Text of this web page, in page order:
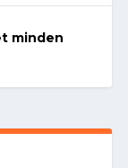
minden